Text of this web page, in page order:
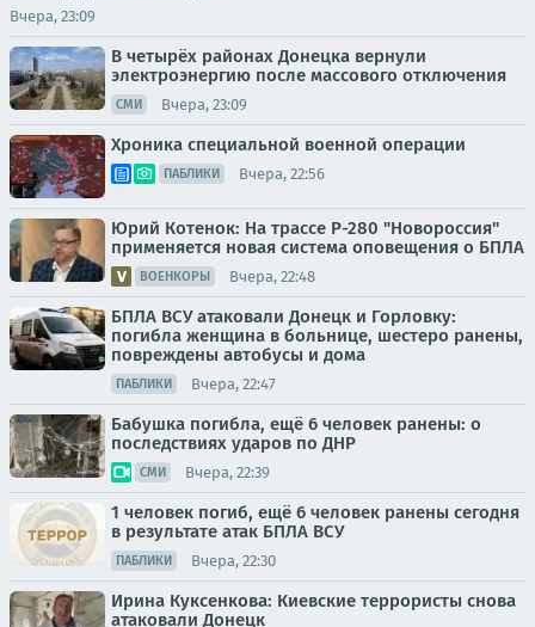
Вчера, 23:09
В четырёх районах Донецка вернули
электроэнергию после массового отключения
СМИ Вчера, 23:09
Хроника специальной военной операции
ПАБЛИКИ Вчера, 22:56
Юрий Котенок: На трассе Р-280 "Новороссия"
применяется новая система оповещения о БПЛА
ВОЕНКОРЫ Вчера, 22:48
БПЛА ВСУ атаковали Донецк и Горловку:
погибла женщина в больнице, шестеро ранены,
повреждены автобусы и дома
ПАБЛИКИ Вчера, 22:47
Бабушка погибла, ещё 6 человек ранены: о
последствиях ударов по ДНР
СМИ Вчера, 22:39
1 человек погиб, ещё 6 человек ранены сегодня
в результате атак БПЛА ВСУ
ПАБЛИКИ Вчера, 22:30
Ирина Куксенкова: Киевские террористы снова
атаковали Донецк